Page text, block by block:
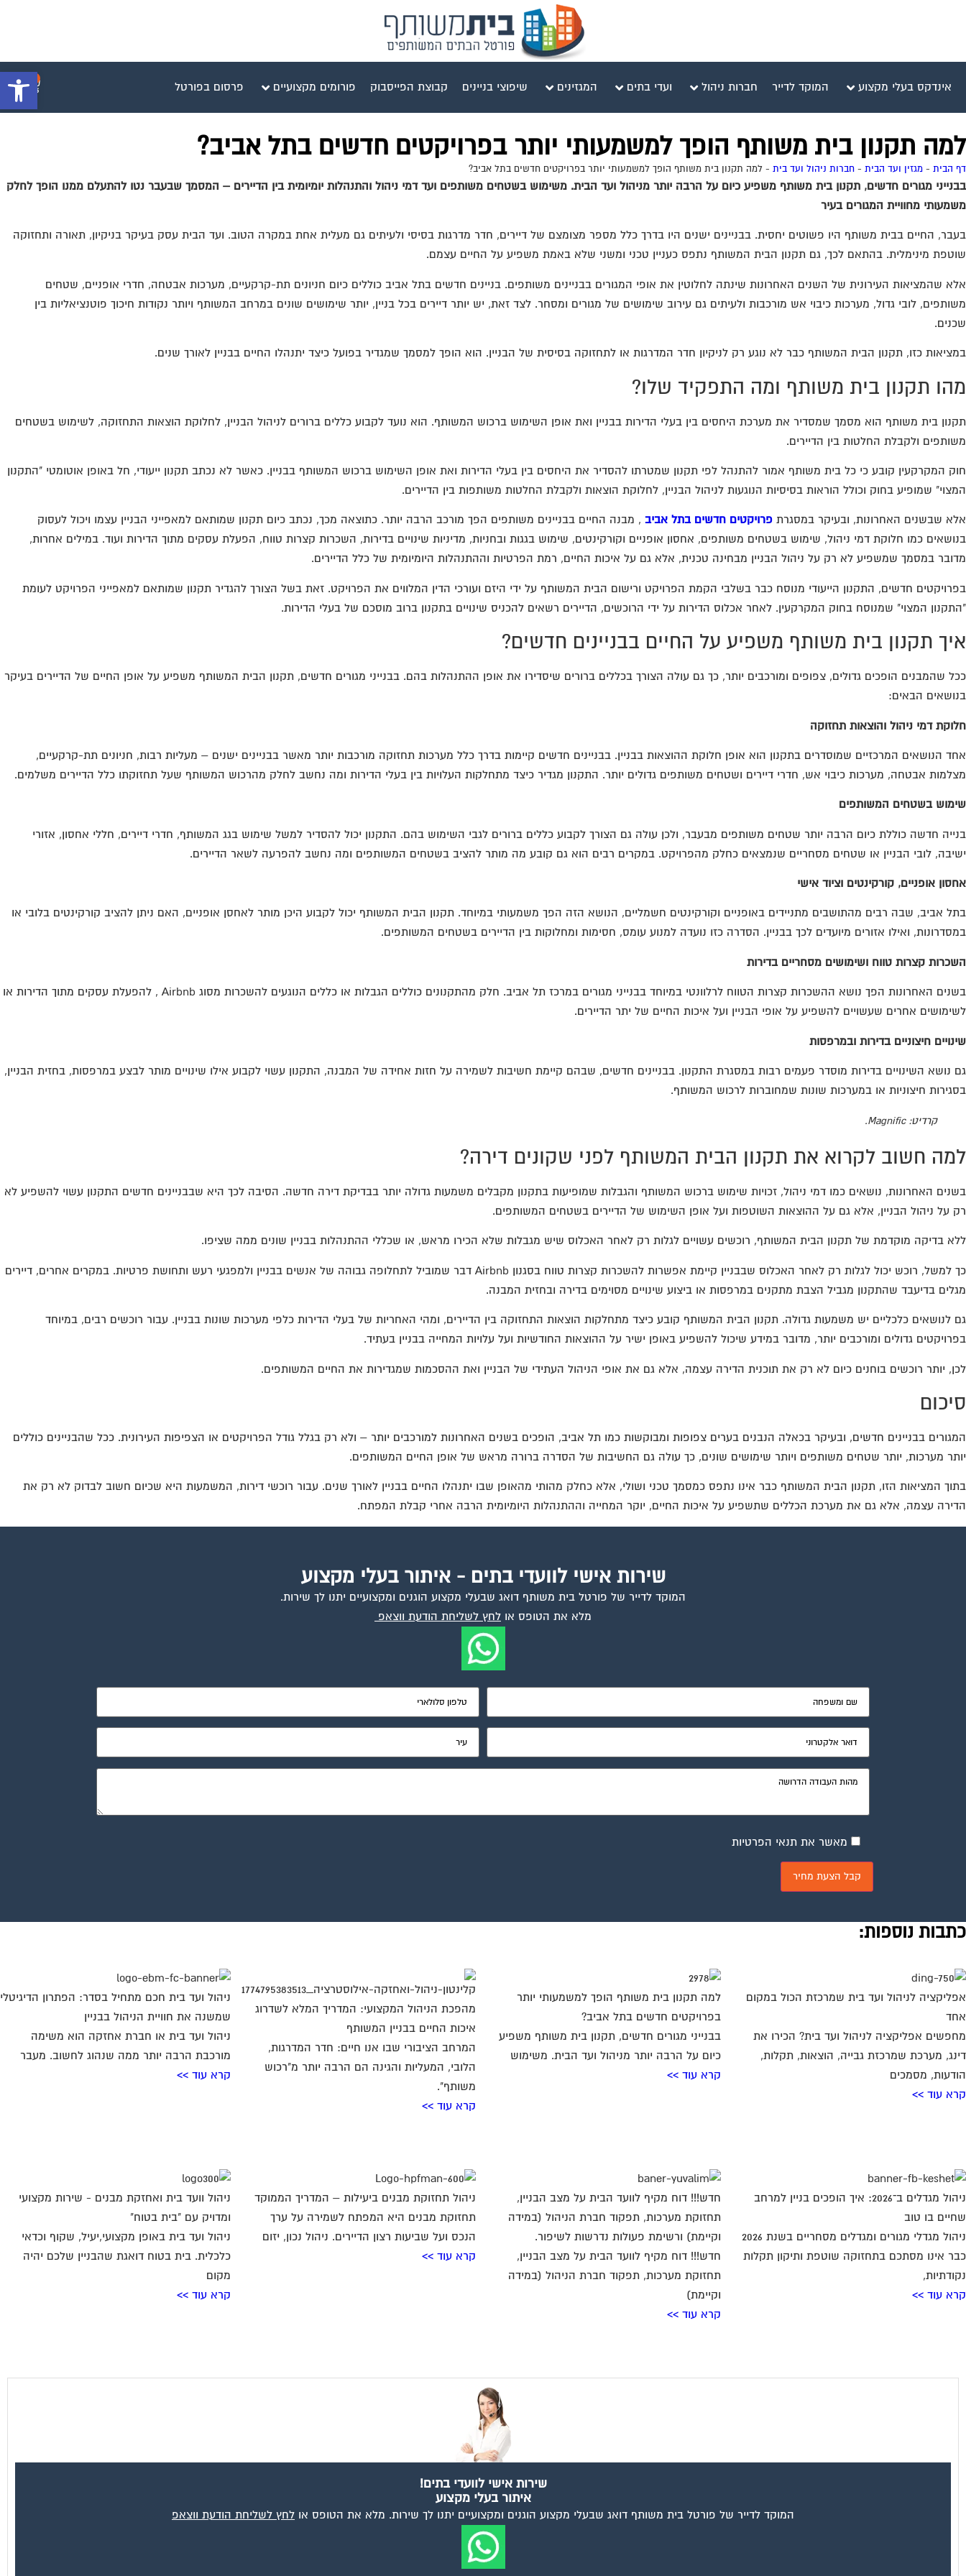
פתח אינדקס בעלי מקצוע המוקד לדייר חברות ניהול ועדי בתים המגזינים שיפוצי בניינים קבוצת הפייסבוק פורומים מקצועיים פרסום בפורטל
למה תקנון בית משותף הופך למשמעותי יותר בפרויקטים חדשים בתל אביב?
דף הבית - מגזין ועד הבית - חברות ניהול ועד בית - למה תקנון בית משותף הופך למשמעותי יותר בפרויקטים חדשים בתל אביב?
בבנייני מגורים חדשים, תקנון בית משותף משפיע כיום על הרבה יותר מניהול ועד הבית. משימוש בשטחים משותפים ועד דמי ניהול והתנהלות יומיומית בין הדיירים – המסמך שבעבר נטו להתעלם ממנו הופך לחלק
משמעותי מחוויית המגורים בעיר
בעבר, החיים בבית משותף היו פשוטים יחסית. בבניינים ישנים היו בדרך כלל מספר מצומצם של דיירים, חדר מדרגות בסיסי ולעיתים גם מעלית אחת במקרה הטוב. ועד הבית עסק בעיקר בניקיון, תאורה ותחזוקה
שוטפת מינימלית. בהתאם לכך, גם תקנון הבית המשותף נתפס כעניין טכני ומשני שלא באמת משפיע על החיים עצמם.
אלא שהמציאות העירונית של השנים האחרונות שינתה לחלוטין את אופי המגורים בבניינים משותפים. בניינים חדשים בתל אביב כוללים כיום חניונים תת-קרקעיים, מערכות אבטחה, חדרי אופניים, שטחים
משותפים, לובי גדול, מערכות כיבוי אש מורכבות ולעיתים גם עירוב שימושים של מגורים ומסחר. לצד זאת, יש יותר דיירים בכל בניין, יותר שימושים שונים במרחב המשותף ויותר נקודות חיכוך פוטנציאליות בין
שכנים.
במציאות כזו, תקנון הבית המשותף כבר לא נוגע רק לניקיון חדר המדרגות או לתחזוקה בסיסית של הבניין. הוא הופך למסמך שמגדיר בפועל כיצד יתנהלו החיים בבניין לאורך שנים.
מהו תקנון בית משותף ומה התפקיד שלו?
תקנון בית משותף הוא מסמך שמסדיר את מערכת היחסים בין בעלי הדירות בבניין ואת אופן השימוש ברכוש המשותף. הוא נועד לקבוע כללים ברורים לניהול הבניין, לחלוקת הוצאות התחזוקה, לשימוש בשטחים
משותפים ולקבלת החלטות בין הדיירים.
חוק המקרקעין קובע כי כל בית משותף אמור להתנהל לפי תקנון שמטרתו להסדיר את היחסים בין בעלי הדירות ואת אופן השימוש ברכוש המשותף בבניין. כאשר לא נכתב תקנון ייעודי, חל באופן אוטומטי "התקנון
המצוי" שמופיע בחוק וכולל הוראות בסיסיות הנוגעות לניהול הבניין, לחלוקת הוצאות ולקבלת החלטות משותפות בין הדיירים.
אלא שבשנים האחרונות, ובעיקר במסגרת פרויקטים חדשים בתל אביב , מבנה החיים בבניינים משותפים הפך מורכב הרבה יותר. כתוצאה מכך, נכתב כיום תקנון שמותאם למאפייני הבניין עצמו ויכול לעסוק
בנושאים כמו חלוקת דמי ניהול, שימוש בשטחים משותפים, אחסון אופניים וקורקינטים, שימוש בגגות ובחניות, מדיניות שינויים בדירות, השכרות קצרות טווח, הפעלת עסקים מתוך הדירות ועוד. במילים אחרות,
מדובר במסמך שמשפיע לא רק על ניהול הבניין מבחינה טכנית, אלא גם על איכות החיים, רמת הפרטיות וההתנהלות היומיומית של כלל הדיירים.
בפרויקטים חדשים, התקנון הייעודי מנוסח כבר בשלבי הקמת הפרויקט ורישום הבית המשותף על ידי היזם ועורכי הדין המלווים את הפרויקט. זאת בשל הצורך להגדיר תקנון שמותאם למאפייני הפרויקט לעומת
"התקנון המצוי" שמנוסח בחוק המקרקעין. לאחר אכלוס הדירות על ידי הרוכשים, הדיירים רשאים להכניס שינויים בתקנון ברוב מוסכם של בעלי הדירות.
איך תקנון בית משותף משפיע על החיים בבניינים חדשים?
ככל שהמבנים הופכים גדולים, צפופים ומורכבים יותר, כך גם עולה הצורך בכללים ברורים שיסדירו את אופן ההתנהלות בהם. בבנייני מגורים חדשים, תקנון הבית המשותף משפיע על אופן החיים של הדיירים בעיקר
בנושאים הבאים:
חלוקת דמי ניהול והוצאות תחזוקה
אחד הנושאים המרכזיים שמוסדרים בתקנון הוא אופן חלוקת ההוצאות בבניין. בבניינים חדשים קיימות בדרך כלל מערכות תחזוקה מורכבות יותר מאשר בבניינים ישנים – מעליות רבות, חניונים תת-קרקעיים,
מצלמות אבטחה, מערכות כיבוי אש, חדרי דיירים ושטחים משותפים גדולים יותר. התקנון מגדיר כיצד מתחלקות העלויות בין בעלי הדירות ומה נחשב לחלק מהרכוש המשותף שעל תחזוקתו כלל הדיירים משלמים.
שימוש בשטחים המשותפים
בנייה חדשה כוללת כיום הרבה יותר שטחים משותפים מבעבר, ולכן עולה גם הצורך לקבוע כללים ברורים לגבי השימוש בהם. התקנון יכול להסדיר למשל שימוש בגג המשותף, חדרי דיירים, חללי אחסון, אזורי
ישיבה, לובי הבניין או שטחים מסחריים שנמצאים כחלק מהפרויקט. במקרים רבים הוא גם קובע מה מותר להציב בשטחים המשותפים ומה נחשב להפרעה לשאר הדיירים.
אחסון אופניים, קורקינטים וציוד אישי
בתל אביב, שבה רבים מהתושבים מתניידים באופניים וקורקינטים חשמליים, הנושא הזה הפך משמעותי במיוחד. תקנון הבית המשותף יכול לקבוע היכן מותר לאחסן אופניים, האם ניתן להציב קורקינטים בלובי או
במסדרונות, ואילו אזורים מיועדים לכך בבניין. הסדרה כזו נועדה למנוע עומס, חסימות ומחלוקות בין הדיירים בשטחים המשותפים.
השכרות קצרות טווח ושימושים מסחריים בדירות
בשנים האחרונות הפך נושא ההשכרות קצרות הטווח לרלוונטי במיוחד בבנייני מגורים במרכז תל אביב. חלק מהתקנונים כוללים הגבלות או כללים הנוגעים להשכרות מסוג Airbnb , להפעלת עסקים מתוך הדירות או
לשימושים אחרים שעשויים להשפיע על אופי הבניין ועל איכות החיים של יתר הדיירים.
שינויים חיצוניים בדירות ובמרפסות
גם נושא השינויים בדירות מוסדר פעמים רבות במסגרת התקנון. בבניינים חדשים, שבהם קיימת חשיבות לשמירה על חזות אחידה של המבנה, התקנון עשוי לקבוע אילו שינויים מותר לבצע במרפסות, בחזית הבניין,
בסגירות חיצוניות או במערכות שונות שמחוברות לרכוש המשותף.
קרדיט: Magnific.
למה חשוב לקרוא את תקנון הבית המשותף לפני שקונים דירה?
בשנים האחרונות, נושאים כמו דמי ניהול, זכויות שימוש ברכוש המשותף והגבלות שמופיעות בתקנון מקבלים משמעות גדולה יותר בבדיקת דירה חדשה. הסיבה לכך היא שבבניינים חדשים התקנון עשוי להשפיע לא
רק על ניהול הבניין, אלא גם על ההוצאות השוטפות ועל אופן השימוש של הדיירים בשטחים המשותפים.
ללא בדיקה מוקדמת של תקנון הבית המשותף, רוכשים עשויים לגלות רק לאחר האכלוס שיש מגבלות שלא הכירו מראש, או שכללי ההתנהלות בבניין שונים ממה שציפו.
כך למשל, רוכש יכול לגלות רק לאחר האכלוס שבבניין קיימת אפשרות להשכרות קצרות טווח בסגנון Airbnb דבר שמוביל לתחלופה גבוהה של אנשים בבניין ולמפגעי רעש ותחושת פרטיות. במקרים אחרים, דיירים
מגלים בדיעבד שהתקנון מגביל הצבת מתקנים במרפסות או ביצוע שינויים מסוימים בדירה ובחזית המבנה.
גם לנושאים כלכליים יש משמעות גדולה. תקנון הבית המשותף קובע כיצד מתחלקות הוצאות התחזוקה בין הדיירים, ומהי האחריות של בעלי הדירות כלפי מערכות שונות בבניין. עבור רוכשים רבים, במיוחד
בפרויקטים גדולים ומורכבים יותר, מדובר במידע שיכול להשפיע באופן ישיר על ההוצאות החודשיות ועל עלויות המחייה בבניין בעתיד.
לכן, יותר רוכשים בוחנים כיום לא רק את תוכנית הדירה עצמה, אלא גם את אופי הניהול העתידי של הבניין ואת ההסכמות שמגדירות את החיים המשותפים.
סיכום
המגורים בבניינים חדשים, ובעיקר בכאלה הנבנים בערים צפופות ומבוקשות כמו תל אביב, הופכים בשנים האחרונות למורכבים יותר – ולא רק בגלל גודל הפרויקטים או הצפיפות העירונית. ככל שהבניינים כוללים
יותר מערכות, יותר שטחים משותפים ויותר שימושים שונים, כך עולה גם החשיבות של הסדרה ברורה מראש של אופן החיים המשותפים.
בתוך המציאות הזו, תקנון הבית המשותף כבר אינו נתפס כמסמך טכני ושולי, אלא כחלק מהותי מהאופן שבו יתנהלו החיים בבניין לאורך שנים. עבור רוכשי דירות, המשמעות היא שכיום חשוב לבדוק לא רק את
הדירה עצמה, אלא גם את מערכת הכללים שתשפיע על איכות החיים, יוקר המחייה וההתנהלות היומיומית הרבה אחרי קבלת המפתח.
שירות אישי לוועדי בתים - איתור בעלי מקצוע
המוקד לדייר של פורטל בית משותף דואג שבעלי מקצוע הוגנים ומקצועיים יתנו לך שירות.
מלא את הטופס או לחץ לשליחת הודעת ווצאפ
מאשר את תנאי הפרטיות
כתבות נוספות:
אפליקציה לניהול ועד בית שמרכזת הכול במקום
אחד
מחפשים אפליקציה לניהול ועד בית? הכירו את
דינג, מערכת שמרכזת גבייה, הוצאות, תקלות,
הודעות, מסמכים
קרא עוד >>
למה תקנון בית משותף הופך למשמעותי יותר
בפרויקטים חדשים בתל אביב?
בבנייני מגורים חדשים, תקנון בית משותף משפיע
כיום על הרבה יותר מניהול ועד הבית. משימוש
קרא עוד >>
מהפכת הניהול המקצועי: המדריך המלא לשדרוג
איכות החיים בבניין המשותף
המרחב הציבורי שבו אנו חיים: חדר המדרגות,
הלובי, המעליות והגינה הם הרבה יותר מ"רכוש
משותף".
קרא עוד >>
ניהול ועד בית חכם מתחיל בסדר: הפתרון הדיגיטלי
שמשנה את חוויית הניהול בבניין
ניהול ועד בית או חברת אחזקה הוא משימה
מורכבת הרבה יותר ממה שנהוג לחשוב. מעבר
קרא עוד >>
ניהול מגדלים ב־2026: איך הופכים בניין למרחב
שחיים בו טוב
ניהול מגדלי מגורים ומגדלים מסחריים בשנת 2026
כבר אינו מסתכם בתחזוקה שוטפת ותיקון תקלות
נקודתיות,
קרא עוד >>
חדש!!! דוח מקיף לוועד הבית על מצב הבניין,
תחזוקת מערכות, תפקוד חברת הניהול (במידה
וקיימת) ורשימת פעולות נדרשות לשיפור.
חדש!!! דוח מקיף לוועד הבית על מצב הבניין,
תחזוקת מערכות, תפקוד חברת הניהול (במידה
וקיימת)
קרא עוד >>
ניהול תחזוקת מבנים ביעילות – המדריך הממוקד
תחזוקת מבנים היא המפתח לשמירה על ערך
הנכס ועל שביעות רצון הדיירים. ניהול נכון, יזום
קרא עוד >>
ניהול וועד בית ואחזקת מבנים - שירות מקצועי
ומדויק עם "בית בטוח"
ניהול ועד בית באופן מקצועי,יעיל, שקוף וכדאי
כלכלית. בית בטוח דואגת שהבניין שלכם יהיה
מקום
קרא עוד >>
שירות אישי לוועדי בתים!
איתור בעלי מקצוע
המוקד לדייר של פורטל בית משותף דואג שבעלי מקצוע הוגנים ומקצועיים יתנו לך שירות. מלא את הטופס או לחץ לשליחת הודעת ווצאפ